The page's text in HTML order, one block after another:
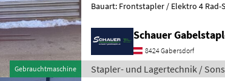
Gebrauchtmaschine
Bauart: Frontstapler / Elektro 4 Rad-Stapler,
Schauer
8424 Gabersdorf
Stapler- und Lagertechnik /